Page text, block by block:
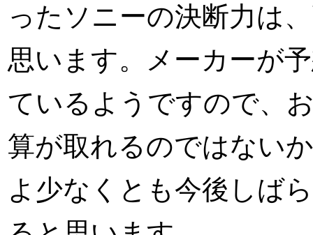
ったソニーの決断力は
思います。メーカーが
ているようですので、
算が取れるのではない
よ少なくとも今後しば